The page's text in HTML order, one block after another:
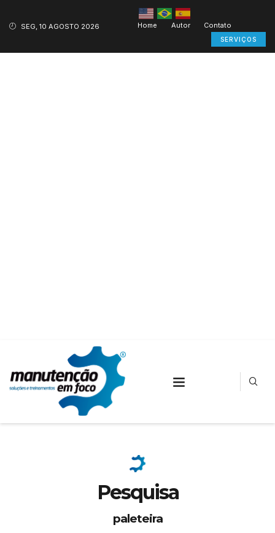
SEG, 10 AGOSTO 2026 Home Autor Contato
SERVIÇOS
Pesquisa
paleteira